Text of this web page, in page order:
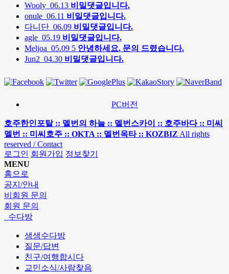
Wooly 06.13 비밀댓글입니다.
onule 06.11 비밀댓글입니다.
다니단 06.09 비밀댓글입니다.
agle 05.19 비밀댓글입니다.
Meljoa 05.09 5 안녕하세요. 문의 드렸습니다.
Jun2 04.30 비밀댓글입니다.
PC버전
호주한인포탈 :: 멜번의 하늘 :: 멜번스카이 :: 호주바다 :: 미씨
멜번 :: 미씨호주 :: OKTA :: 멜번옥타 :: KOZBIZ All rights
reserved / Contact
로그인 회원가입 정보찾기
MENU
홈으로
공지/안내
비회원 문의
회원 문의
수다방
생생수다방
질문/답변
친구/여행합시다
교민소식/사람찾음